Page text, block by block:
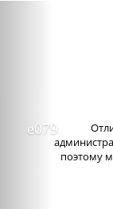
поэтому